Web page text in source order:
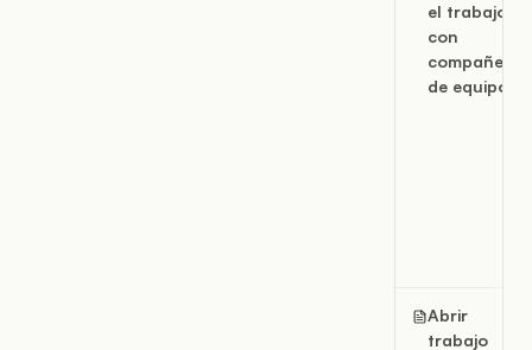
el trabajo
con
compañeros
de equipo
Abrir
trabajo